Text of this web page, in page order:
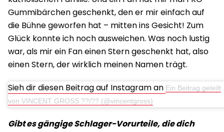
Gummibärchen geschenkt, den er mir einfach auf
die Bühne geworfen hat – mitten ins Gesicht! Zum
Glück konnte ich noch ausweichen. Was noch lustig
war, als mir ein Fan einen Stern geschenkt hat, also
einen Stern, der wirklich meinen Namen trägt.
Sieh dir diesen Beitrag auf Instagram an Ein Beitrag geteilt
von VINCENT GROSS ??/?? (@vincentgross)
Gibt es gängige Schlager-Vorurteile, die dich